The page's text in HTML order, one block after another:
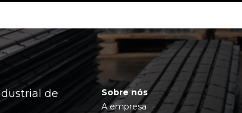
de
Sobre nós
A empresa